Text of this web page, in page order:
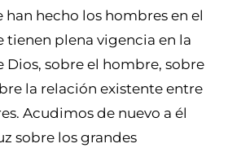
han hecho los hombres en el
tienen plena vigencia en la
Dios, sobre el hombre, sobre
la relación existente entre
Acudimos de nuevo a él
sobre los grandes